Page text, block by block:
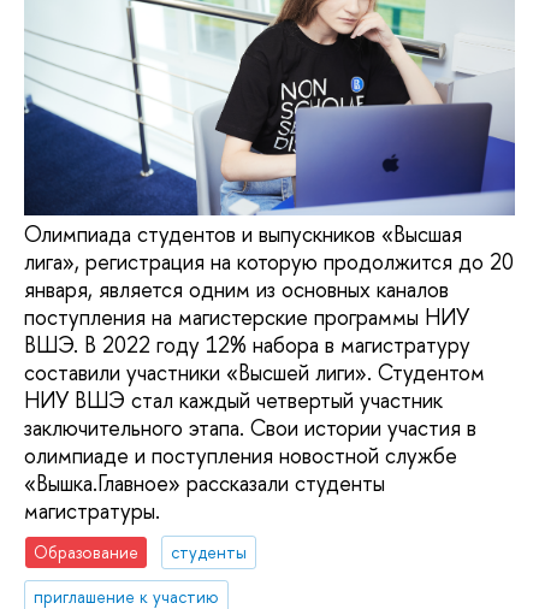
Олимпиада студентов и выпускников «Высшая
лига», регистрация на которую продолжится до 20
января, является одним из основных каналов
поступления на магистерские программы НИУ
ВШЭ. В 2022 году 12% набора в магистратуру
составили участники «Высшей лиги». Студентом
НИУ ВШЭ стал каждый четвертый участник
заключительного этапа. Свои истории участия в
олимпиаде и поступления новостной службе
«Вышка.Главное» рассказали студенты
магистратуры.
Образование
студенты
приглашение к участию